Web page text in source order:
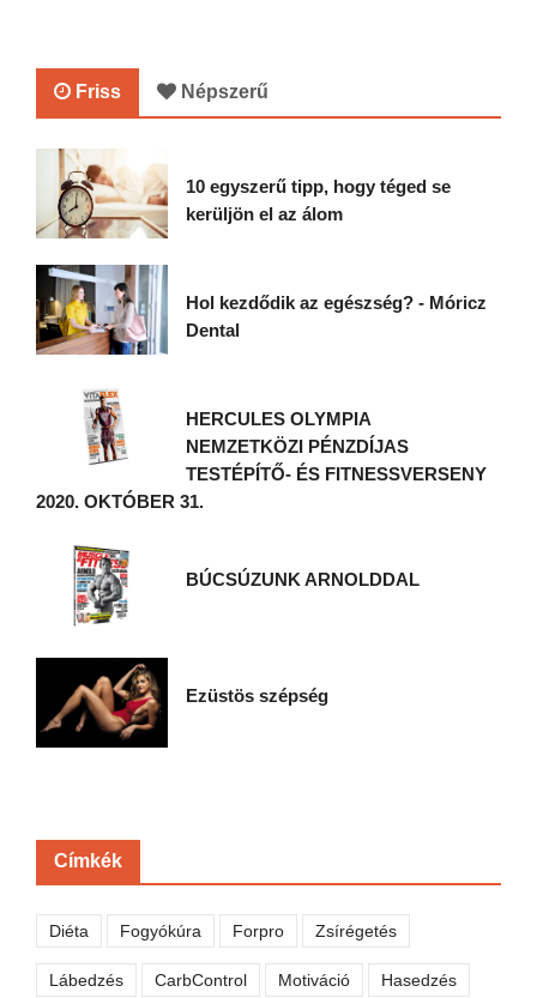
Friss Népszerű
10 egyszerű tipp, hogy téged se
kerüljön el az álom
Hol kezdődik az egészség? - Móricz
Dental
HERCULES OLYMPIA
NEMZETKÖZI PÉNZDÍJAS
TESTÉPÍTŐ- ÉS FITNESSVERSENY
2020. OKTÓBER 31.
BÚCSÚZUNK ARNOLDDAL
Ezüstös szépség
Címkék
Diéta Fogyókúra Forpro Zsírégetés
Lábedzés CarbControl Motiváció Hasedzés